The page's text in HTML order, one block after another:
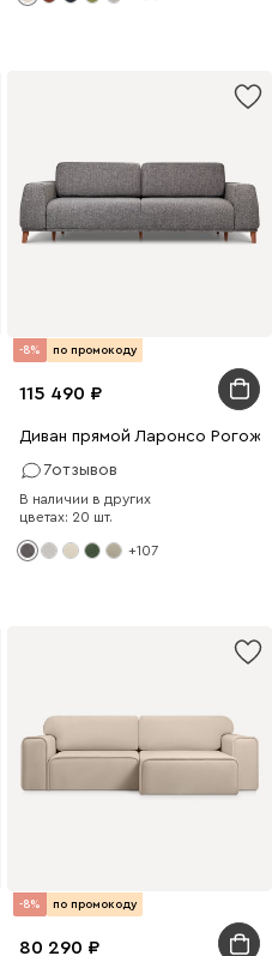
-8% по промокоду
115 490
Диван прямой Ларонсо
7отзывов
В наличии в других
цветах: 20 шт.
+107
-8% по промокоду
80 290